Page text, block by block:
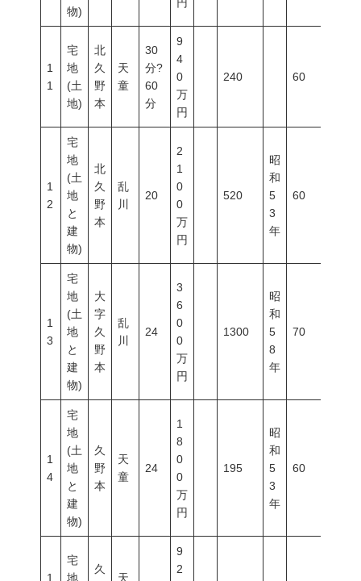
物)
1
1
宅
地
(土
地)
北
久
野
本
天
童
30
分?
60
分
9
4
0
万
円
240 60
1
2
宅
地
(土
地
と
建
物)
北
久
野
本
乱
川
20
2
1
0
0
万
円
520
昭
和
5
3
年
60
1
3
宅
地
(土
地
と
建
物)
大
字
久
野
本
乱
川
24
3
6
0
0
万
円
1300
昭
和
5
8
年
70
1
4
宅
地
(土
地
と
建
物)
久
野
本
天
童
24
1
8
0
0
万
円
195
昭
和
5
3
年
60
1
宅
地
久
天
9
2